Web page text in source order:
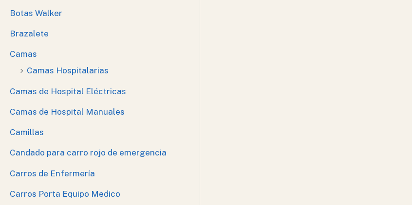
Botas Walker
Brazalete
Camas
Camas Hospitalarias
Camas de Hospital Eléctricas
Camas de Hospital Manuales
Camillas
Candado para carro rojo de emergencia
Carros de Enfermería
Carros Porta Equipo Medico